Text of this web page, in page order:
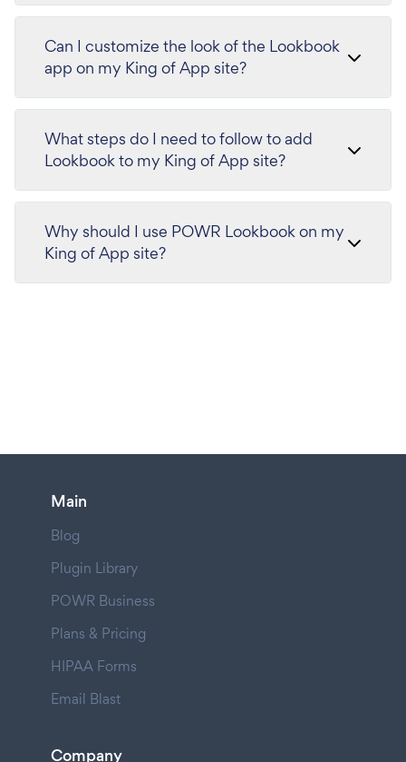
Can I customize the look of the Lookbook
app on my King of App site?
What steps do I need to follow to add
Lookbook to my King of App site?
Why should I use POWR Lookbook on my
King of App site?
Main
Blog
Plugin Library
POWR Business
Plans & Pricing
HIPAA Forms
Email Blast
Company